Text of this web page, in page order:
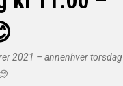
2021 – annenhver torsdag